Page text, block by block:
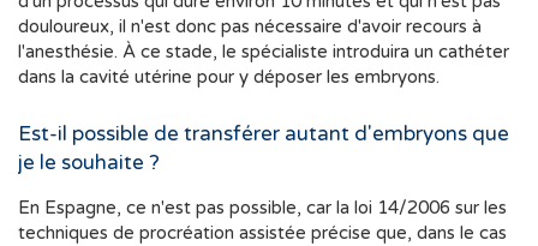
douloureux, il n'est donc pas nécessaire d'avoir recours à
l'anesthésie. À ce stade, le spécialiste introduira un cathéter
dans la cavité utérine pour y déposer les embryons.
Est-il possible de transférer autant d'embryons que
je le souhaite ?
En Espagne, ce n'est pas possible, car la loi 14/2006 sur les
techniques de procréation assistée précise que, dans le cas